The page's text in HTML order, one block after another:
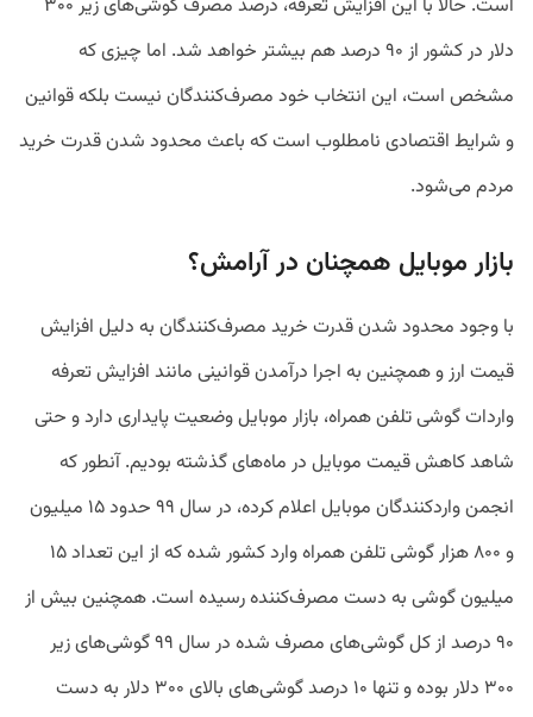
است. حالا با این افزایش تعرفه، درصد مصرف گوشی‌های زیر ۳۰۰
دلار در کشور از ۹۰ درصد هم بیشتر خواهد شد. اما چیزی که
مشخص است، این انتخاب خود مصرف‌کنندگان نیست بلکه قوانین
و شرایط اقتصادی نامطلوب است که باعث محدود شدن قدرت خرید
مردم می‌شود.
بازار موبایل همچنان در آرامش؟
با وجود محدود شدن قدرت خرید مصرف‌کنندگان به دلیل افزایش
قیمت ارز و همچنین به اجرا درآمدن قوانینی مانند افزایش تعرفه
واردات گوشی تلفن همراه، بازار موبایل وضعیت پایداری دارد و حتی
شاهد کاهش قیمت موبایل در ماه‌های گذشته بودیم. آنطور که
انجمن واردکنندگان موبایل اعلام کرده، در سال ۹۹ حدود ۱۵ میلیون
و ۸۰۰ هزار گوشی تلفن همراه وارد کشور شده که از این تعداد ۱۵
میلیون گوشی به دست مصرف‌کننده رسیده است. همچنین بیش از
۹۰ درصد از کل گوشی‌های مصرف شده در سال ۹۹ گوشی‌های زیر
۳۰۰ دلار بوده و تنها ۱۰ درصد گوشی‌های بالای ۳۰۰ دلار به دست